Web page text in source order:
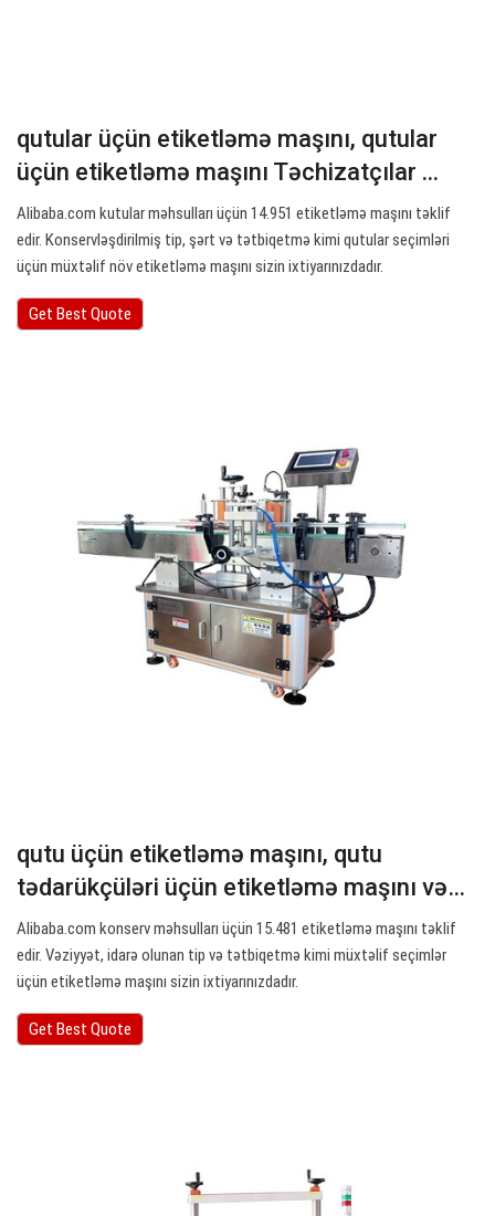
qutular üçün etiketləmə maşını, qutular
üçün etiketləmə maşını Təchizatçılar ...
Alibaba.com kutular məhsulları üçün 14.951 etiketləmə maşını təklif
edir. Konservləşdirilmiş tip, şərt və tətbiqetmə kimi qutular seçimləri
üçün müxtəlif növ etiketləmə maşını sizin ixtiyarınızdadır.
Get Best Quote
qutu üçün etiketləmə maşını, qutu
tədarükçüləri üçün etiketləmə maşını və…
Alibaba.com konserv məhsulları üçün 15.481 etiketləmə maşını təklif
edir. Vəziyyət, idarə olunan tip və tətbiqetmə kimi müxtəlif seçimlər
üçün etiketləmə maşını sizin ixtiyarınızdadır.
Get Best Quote